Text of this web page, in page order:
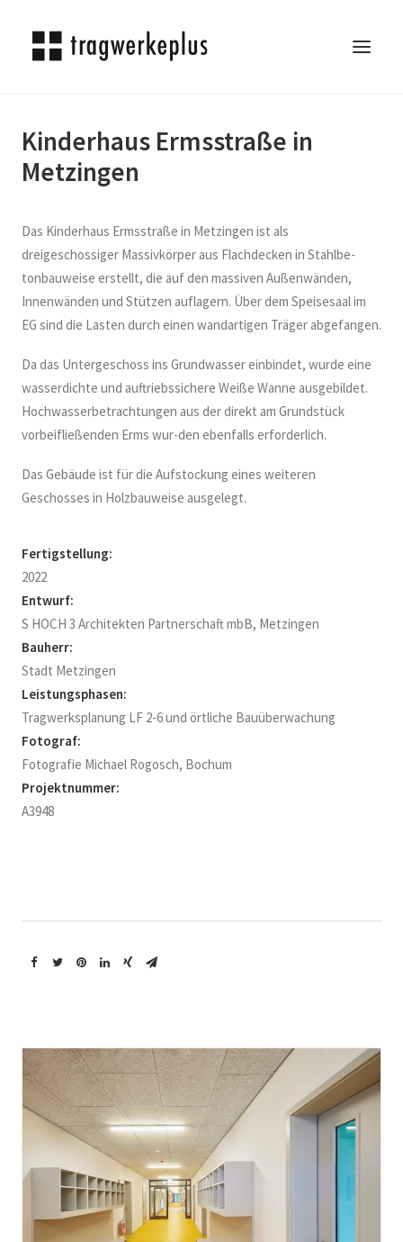
TRAGWERKEPLUS
BLOG
KARRIERE
KONTAKT
Kinderhaus Ermsstraße in
Metzingen
Das Kinderhaus Ermsstraße in Metzingen ist als
dreigeschossiger Massivkörper aus Flachdecken in Stahlbe-
tonbauweise erstellt, die auf den massiven Außenwänden,
Innenwänden und Stützen auflagern. Über dem Speisesaal im
EG sind die Lasten durch einen wandartigen Träger abgefangen.
Da das Untergeschoss ins Grundwasser einbindet, wurde eine
wasserdichte und auftriebssichere Weiße Wanne ausgebildet.
Hochwasserbetrachtungen aus der direkt am Grundstück
vorbeifließenden Erms wur-den ebenfalls erforderlich.
Das Gebäude ist für die Aufstockung eines weiteren
Geschosses in Holzbauweise ausgelegt.
Fertigstellung:
2022
Entwurf:
S HOCH 3 Architekten Partnerschaft mbB, Metzingen
Bauherr:
Stadt Metzingen
Leistungsphasen:
Tragwerksplanung LF 2-6 und örtliche Bauüberwachung
Fotograf:
Fotografie Michael Rogosch, Bochum
Projektnummer:
A3948